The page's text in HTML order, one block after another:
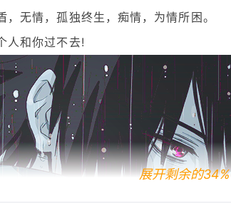
，无情，孤独终生，痴情，为情所困。
人和你过不去!
展开剩余的34%